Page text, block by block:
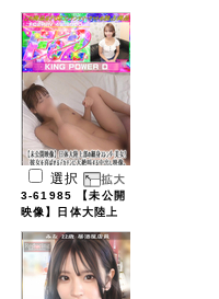
選択
3-61985 【未公開
映像】日体大陸上